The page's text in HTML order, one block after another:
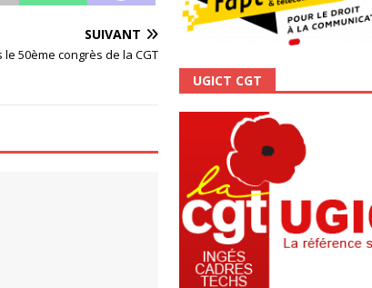
SUIVANT
50ème congrès de la CGT
UGICT CGT